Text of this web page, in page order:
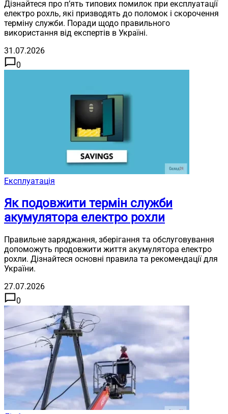
Дізнайтеся про п’ять типових помилок при експлуатації
електро рохль, які призводять до поломок і скорочення
терміну служби. Поради щодо правильного
використання від експертів в Україні.
31.07.2026
0
Експлуатація
Як подовжити термін служби
акумулятора електро рохли
Правильне заряджання, зберігання та обслуговування
допоможуть продовжити життя акумулятора електро
рохли. Дізнайтеся основні правила та рекомендації для
України.
27.07.2026
0